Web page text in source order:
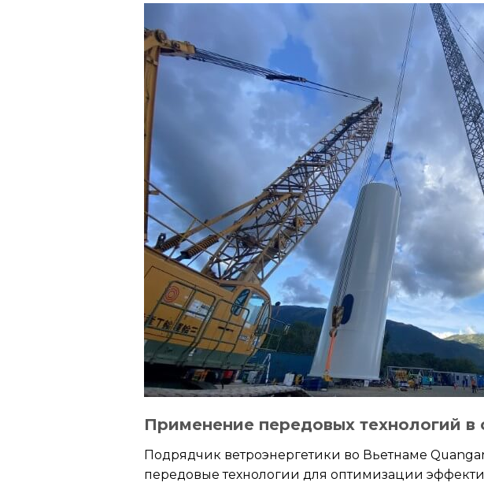
Применение передовых технологий в
Подрядчик ветроэнергетики во Вьетнаме
передовые технологии для оптимизации